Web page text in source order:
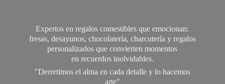
Expertos en regalos comestibles que emocionan:
fresas, desayunos, chocolatería, charcutería y regalos
personalizados que convierten momentos
en recuerdos inolvidables.
"Derretimos el alma en cada detalle y lo hacemos
arte"